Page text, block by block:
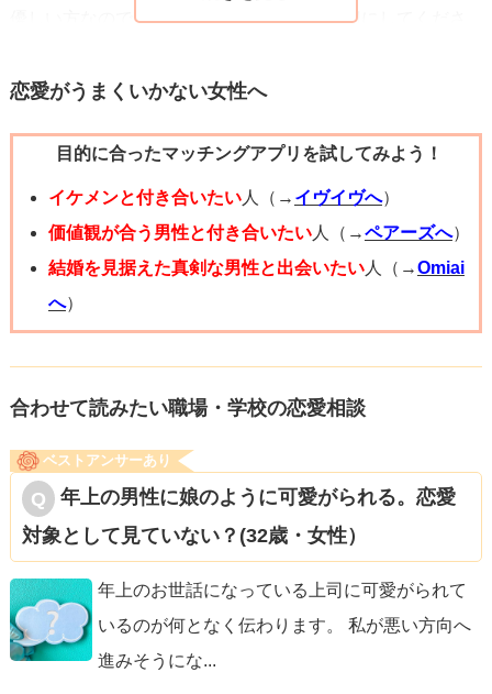
優しい方なので、その気持ちとご自身を大切にしてくださ
のいい女】かもしれませんよ。もう職場で会う機会もない
以上深入りする前に連絡を断つべきかと思います。
恋愛がうまくいかない女性へ
目的に合ったマッチングアプリを試してみよう！
イケメンと付き合いたい人（→ イヴイヴへ）
価値観が合う男性と付き合いたい人（→ペアーズへ）
結婚を見据えた真剣な男性と出会いたい人（→Omiai
へ）
合わせて読みたい職場・学校の恋愛相談
ベストアンサーあり
年上の男性に娘のように可愛がられる。恋愛
対象として見ていない？(32歳・女性）
年上のお世話になっている上司に可愛がられて
いるのが何となく伝わります。 私が悪い方向へ
進みそうにな...